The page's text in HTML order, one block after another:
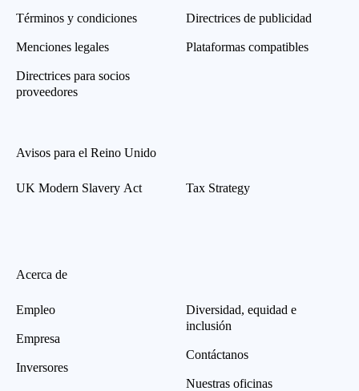
Términos y condiciones
Menciones legales
Directrices para socios
proveedores
Directrices de publicidad
Plataformas compatibles
Avisos para el Reino Unido
UK Modern Slavery Act Tax Strategy
Acerca de
Empleo
Empresa
Inversores
Diversidad, equidad e
inclusión
Contáctanos
Nuestras oficinas